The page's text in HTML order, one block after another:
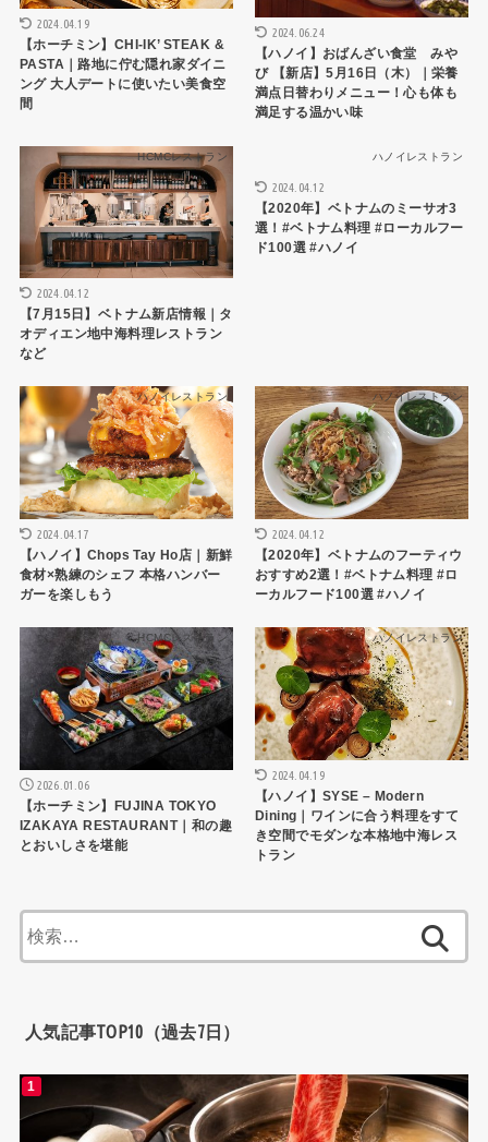
2024.04.19
【ホーチミン】CHI-IK’ STEAK &
PASTA｜路地に佇む隠れ家ダイニ
ング 大人デートに使いたい美食空
間
2024.06.24
【ハノイ】おばんざい食堂 みや
び 【新店】5月16日（木）｜栄養
満点日替わりメニュー！心も体も
満足する温かい味
HCMCレストラン
2024.04.12
【7月15日】ベトナム新店情報｜タ
オディエン地中海料理レストラン
など
ハノイレストラン
2024.04.12
【2020年】ベトナムのミーサオ3
選！#ベトナム料理 #ローカルフー
ド100選 #ハノイ
ハノイレストラン
2024.04.17
【ハノイ】Chops Tay Ho店｜新鮮
食材×熟練のシェフ 本格ハンバー
ガーを楽しもう
ハノイレストラン
2024.04.12
【2020年】ベトナムのフーティウ
おすすめ2選！#ベトナム料理 #ロ
ーカルフード100選 #ハノイ
HCMCレストラン
2026.01.06
【ホーチミン】FUJINA TOKYO
IZAKAYA RESTAURANT｜和の趣
とおいしさを堪能
ハノイレストラン
2024.04.19
【ハノイ】SYSE – Modern
Dining｜ワインに合う料理をすて
き空間でモダンな本格地中海レス
トラン
索:
人気記事TOP10（過去7日）